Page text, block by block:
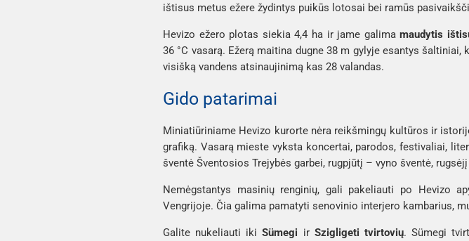
ištisus metus ežere žydintys puikūs lotosai bei ramūs
Hevizo ežero plotas siekia 4,4 ha ir jame galimamaudytis
36 °C vasarą. Ežerą maitina dugne 38 m gylyje esantys
visišką vandens atsinaujinimą kas 28 valandas.
Gido patarimai
Miniatiūriniame Hevizo kurorte nėra reikšmingų kultūros ir
grafiką. Vasarą mieste vyksta koncertai, parodos, festivaliai,
šventė Šventosios Trejybės garbei, rugpjūtį – vyno šventė,
Nemėgstantys masinių renginių, gali pakeliauti po Hevizo
Vengrijoje. Čia galima pamatyti senovinio interjero kambarius,
Galite nukeliauti ikiSümegi ir Szigligeti tvirtovių. Sümegi